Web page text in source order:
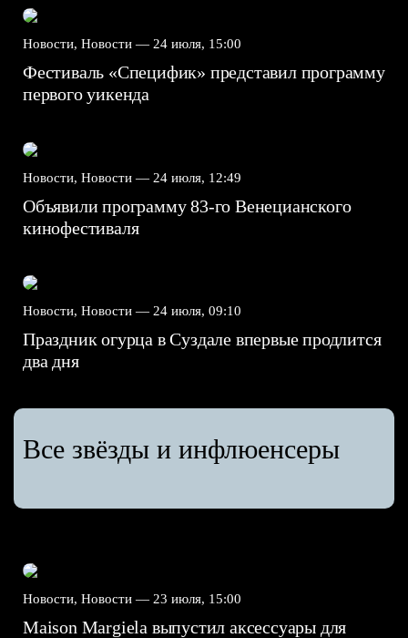
Новости, Новости — 24 июля, 15:00
Фестиваль «Специфик» представил программу
первого уикенда
Новости, Новости — 24 июля, 12:49
Объявили программу 83-го Венецианского
кинофестиваля
Новости, Новости — 24 июля, 09:10
Праздник огурца в Суздале впервые продлится
два дня
Все звёзды и инфлюенсеры
Новости, Новости — 23 июля, 15:00
Maison Margiela выпустил аксессуары для